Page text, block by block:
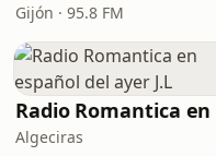
Gijón · 95.8 FM
Algeciras